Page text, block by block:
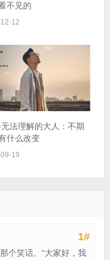
不见的
12
法理解的大人：不期
什么改变
19
1#
个笑话。“大家好，我